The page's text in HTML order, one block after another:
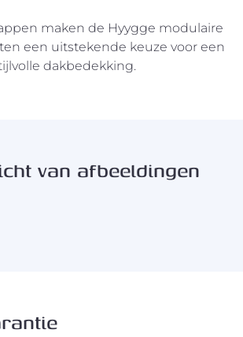
maken de Hyygge modulaire
een uitstekende keuze voor een
dakbedekking.
van afbeeldingen